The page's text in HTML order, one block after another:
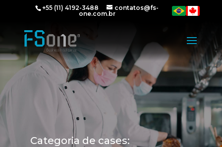
+55 (11) 4192-3488
contatos@fs-
one.com.br
Categoria de cases: